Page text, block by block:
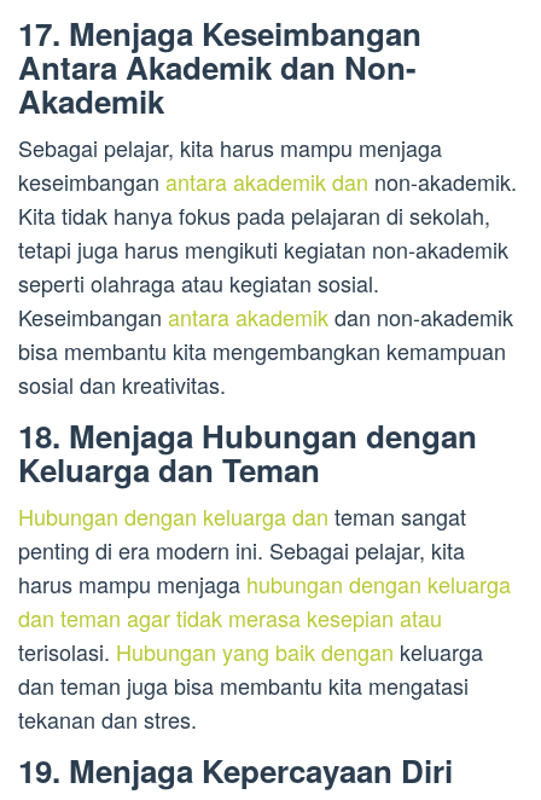
17. Menjaga Keseimbangan
Antara Akademik dan Non-
Akademik
Sebagai pelajar, kita harus mampu menjaga
keseimbangan antara akademik dan non-akademik.
Kita tidak hanya fokus pada pelajaran di sekolah,
tetapi juga harus mengikuti kegiatan non-akademik
seperti olahraga atau kegiatan sosial.
Keseimbangan antara akademikdan non-akademik
bisa membantu kita mengembangkan kemampuan
sosial dan kreativitas.
18. Menjaga Hubungan dengan
Keluarga dan Teman
Hubungan dengan keluarga dan teman sangat
penting di era modern ini. Sebagai pelajar, kita
harus mampu menjaga hubungan dengan keluarga
dan teman agar tidak merasa kesepian atau
terisolasi. Hubungan yang baik dengan keluarga
dan teman juga bisa membantu kita mengatasi
tekanan dan stres.
19. Menjaga Kepercayaan Diri